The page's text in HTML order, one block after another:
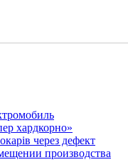
хардкорно»
через дефект
производства